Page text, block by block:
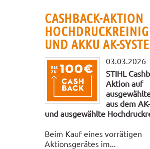
CASHBACK-AKTION
UND AKKU AK-
03.03.2026
STIHL
Aktion auf
aus dem
und ausgewählte
Beim Kauf eines vorrätigen
Aktionsgerätes im...